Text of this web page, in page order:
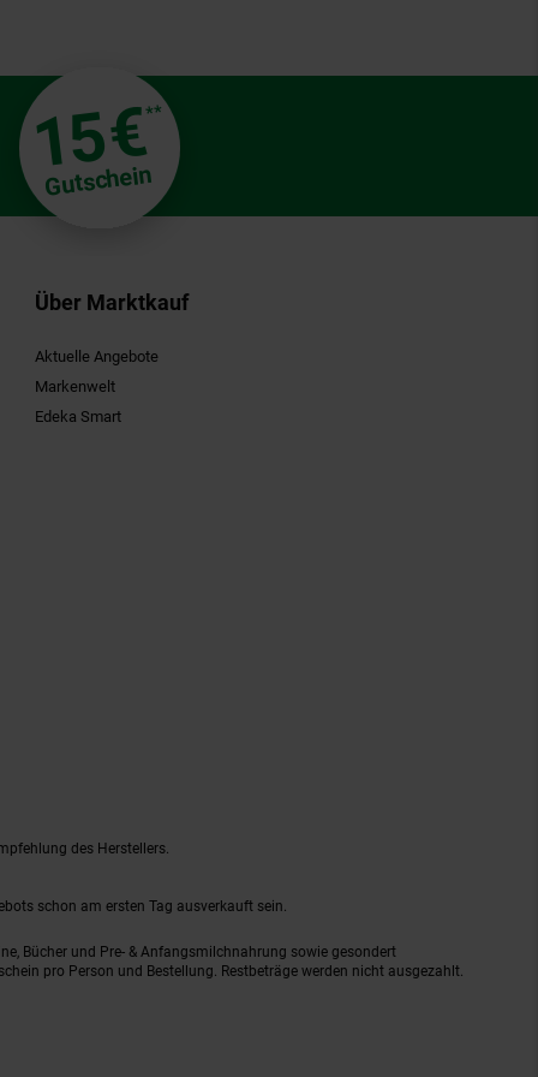
15€**
Gutschein
Über Marktkauf
Aktuelle Angebote
Markenwelt
Edeka Smart
des Herstellers.
schon am ersten Tag ausverkauft sein.
Bücher und Pre- & Anfangsmilchnahrung sowie gesondert
pro Person und Bestellung. Restbeträge werden nicht ausgezahlt.